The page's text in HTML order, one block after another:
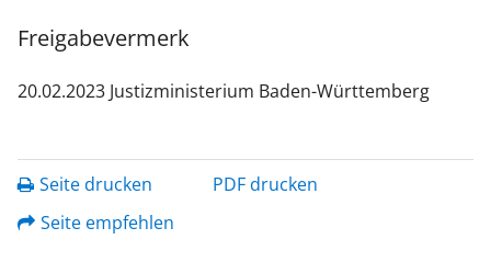
Freigabevermerk
20.02.2023 Justizministerium Baden-Württemberg
Seite drucken
PDF drucken
Seite empfehlen